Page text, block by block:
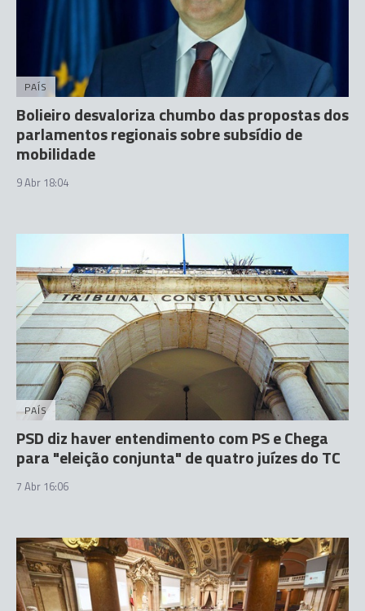
PAÍS
Bolieiro desvaloriza chumbo das propostas dos
parlamentos regionais sobre subsídio de
mobilidade
9 Abr 18:04
PAÍS
PSD diz haver entendimento com PS e Chega
para "eleição conjunta" de quatro juízes do TC
7 Abr 16:06